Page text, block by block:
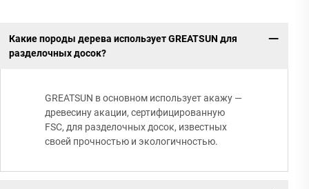
Какие породы дерева использует GREATSUN для
разделочных досок?
GREATSUN в основном использует акажу —
древесину акации, сертифицированную
FSC, для разделочных досок, известных
своей прочностью и экологичностью.